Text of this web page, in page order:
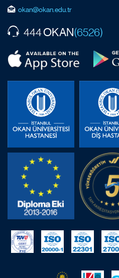
okan@okan.edu.tr
444OKAN(6526)